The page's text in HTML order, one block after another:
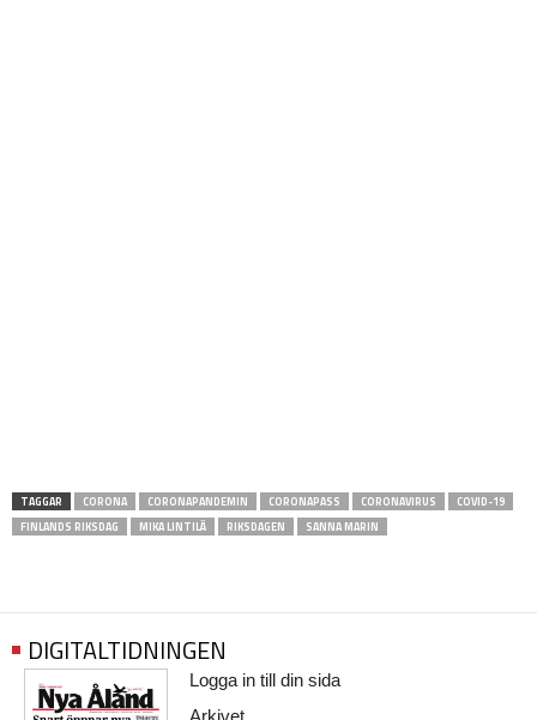
TAGGAR CORONA CORONAPANDEMIN CORONAPASS CORONAVIRUS
COVID-19
FINLANDS RIKSDAG
MIKA LINTILÄ RIKSDAGEN SANNA MARIN
DIGITALTIDNINGEN
Logga in till din sida
Arkivet